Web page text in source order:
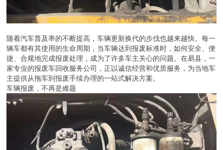
随着汽车普及率的不断提高，车辆更新换代的步伐也越来越快。每一
辆车都有其使用的生命周期，当车辆达到报废标准时，如何安全、便
捷、合规地完成报废处理，成为了许多车主关心的问题。在易县，一
家专业的报废车回收服务公司，正以诚信经营和优质服务，为当地车
主提供从拖车到报废手续办理的一站式解决方案。
车辆报废，不再是难题